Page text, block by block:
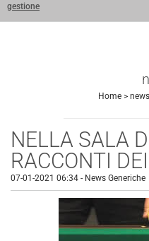
gestione
Home> news
NELLA SALA
RACCONTI
07-01-2021 06:34 - News Generiche